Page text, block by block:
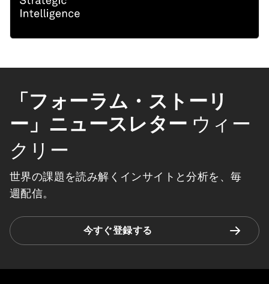
「フォーラム・ストーリ
ー」ニュースレター ウィー
クリー
世界の課題を読み解くインサイトと分析を、毎
週配信。
今すぐ登録する